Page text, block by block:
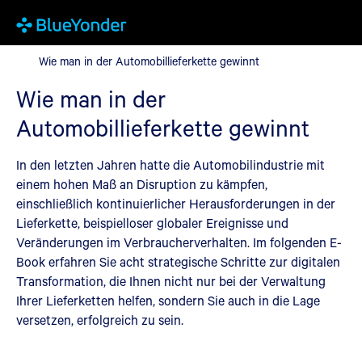
Wie man in der Automobillieferkette gewinnt
Wie man in der Automobillieferkette gewinnt
Wie man in der
Automobillieferkette gewinnt
In den letzten Jahren hatte die Automobilindustrie mit
einem hohen Maß an Disruption zu kämpfen,
einschließlich kontinuierlicher Herausforderungen in der
Lieferkette, beispielloser globaler Ereignisse und
Veränderungen im Verbraucherverhalten. Im folgenden E-
Book erfahren Sie acht strategische Schritte zur digitalen
Transformation, die Ihnen nicht nur bei der Verwaltung
Ihrer Lieferketten helfen, sondern Sie auch in die Lage
versetzen, erfolgreich zu sein.